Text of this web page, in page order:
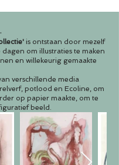
is ontstaan door mezelf
dagen om illustraties te maken
en willekeurig gemaakte
verschillende media
potlood en Ecoline, om
op papier maakte, om te
beeld.